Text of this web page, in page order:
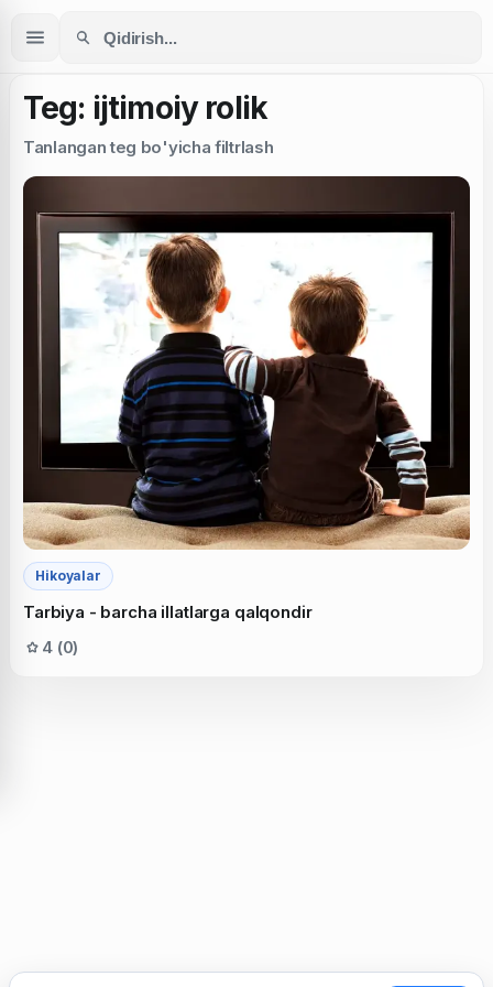
Teg: ijtimoiy rolik
Tanlangan teg bo'yicha filtrlash
Hikoyalar
Tarbiya - barcha illatlarga qalqondir
4 (0)